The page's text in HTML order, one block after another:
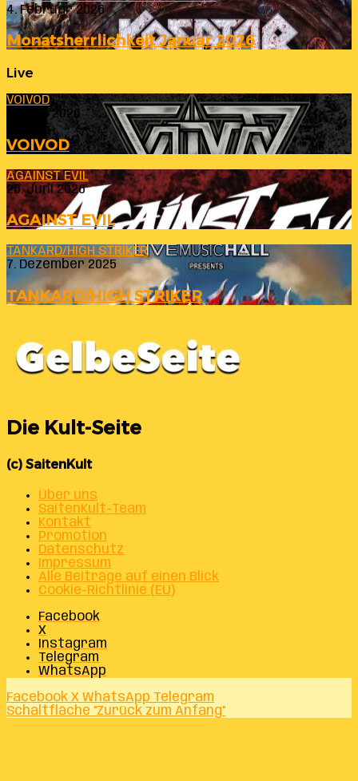
4. Februar 2026
Monatsherrlichkeit Januar 2026
Live
VOIVOD
23. Juli 2026
VOIVOD
AGAINST EVIL
26. Juni 2026
AGAINST EVIL
TANKARD/HIGH STRIKER
7. Dezember 2025
TANKARD/HIGH STRIKER
Die Kult-Seite
(c) SaitenKult
Über uns
SaitenKult-Team
Kontakt
Promotion
Datenschutz
Impressum
Alle Beiträge auf einen Blick
Cookie-Richtlinie (EU)
Facebook
X
Instagram
Telegram
WhatsApp
Facebook X WhatsApp Telegram
Schaltfläche "Zurück zum Anfang"